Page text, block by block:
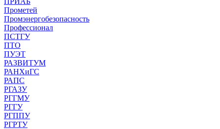
Прометей
Промэнергобезопасность
Профессионал
ПСТГУ
ПТО
ПУЭТ
РАЗВИТУМ
РАНХиГС
РАПС
РГАЗУ
РГГМУ
РГГУ
РГППУ
РГРТУ